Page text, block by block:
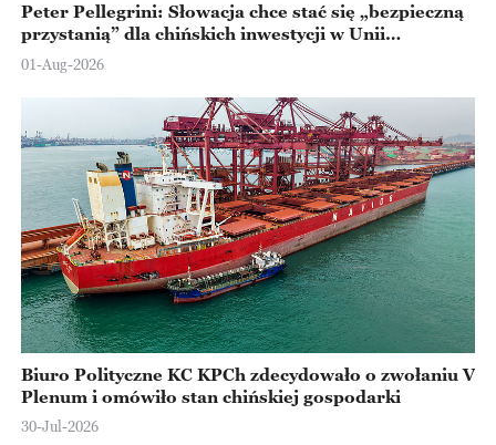
Peter Pellegrini: Słowacja chce stać się „bezpieczną
przystanią” dla chińskich inwestycji w Unii
Europejskiej
01-Aug-2026
Biuro Polityczne KC KPCh zdecydowało o zwołaniu V
Plenum i omówiło stan chińskiej gospodarki
30-Jul-2026